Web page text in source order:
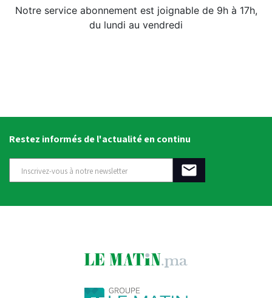
Notre service abonnement est joignable de 9h à 17h,
du lundi au vendredi
Restez informés de l'actualité en continu